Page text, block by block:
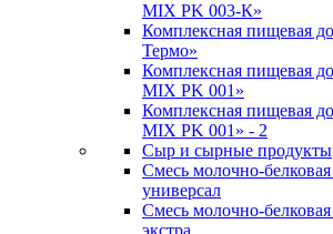
MIX PK 003-К»
Комплексная пищевая
Термо»
Комплексная пищевая
MIX PK 001»
Комплексная пищевая
MIX PK 001» - 2
Сыр и сырные продукты
Смесь молочно-
универсал
Смесь молочно-
экстра